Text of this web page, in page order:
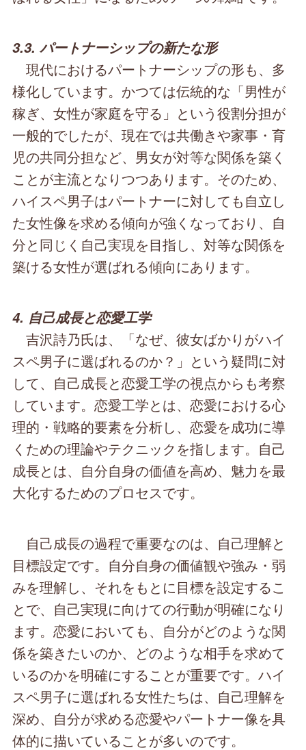
3.3. パートナーシップの新たな形
現代におけるパートナーシップの形も、多
様化しています。かつては伝統的な「男性が
稼ぎ、女性が家庭を守る」という役割分担が
一般的でしたが、現在では共働きや家事・育
児の共同分担など、男女が対等な関係を築く
ことが主流となりつつあります。そのため、
ハイスペ男子はパートナーに対しても自立し
た女性像を求める傾向が強くなっており、自
分と同じく自己実現を目指し、対等な関係を
築ける女性が選ばれる傾向にあります。
4. 自己成長と恋愛工学
吉沢詩乃氏は、「なぜ、彼女ばかりがハイ
スペ男子に選ばれるのか？」という疑問に対
して、自己成長と恋愛工学の視点からも考察
しています。恋愛工学とは、恋愛における心
理的・戦略的要素を分析し、恋愛を成功に導
くための理論やテクニックを指します。自己
成長とは、自分自身の価値を高め、魅力を最
大化するためのプロセスです。
自己成長の過程で重要なのは、自己理解と
目標設定です。自分自身の価値観や強み・弱
みを理解し、それをもとに目標を設定するこ
とで、自己実現に向けての行動が明確になり
ます。恋愛においても、自分がどのような関
係を築きたいのか、どのような相手を求めて
いるのかを明確にすることが重要です。ハイ
スペ男子に選ばれる女性たちは、自己理解を
深め、自分が求める恋愛やパートナー像を具
体的に描いていることが多いのです。